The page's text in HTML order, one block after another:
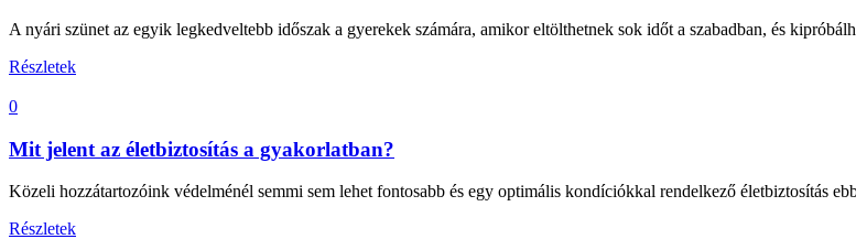
A nyári szünet az egyik legkedveltebb időszak a gyerekek számára, amikor eltölthetnek sok időt a szabadban, és
Részletek
0
Mit jelent az életbiztosítás a gyakorlatban?
Közeli hozzátartozóink védelménél semmi sem lehet fontosabb és egy optimális kondíciókkal rendelkező életbiztosítás
Részletek